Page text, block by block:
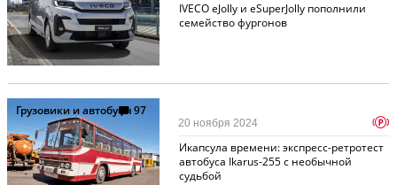
IVECO eJolly и eSuperJolly пополнили
семейство фургонов
Грузовики и автобусы97
Икапсула времени: экспресс-ретротест
автобуса Ikarus-255 с необычной
судьбой
20 ноября 2024 p